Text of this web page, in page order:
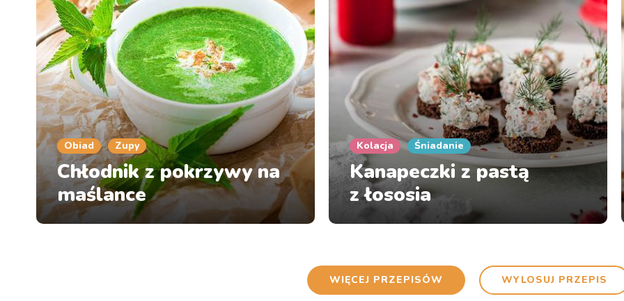
Obiad Zupy
Chłodnik z pokrzywy na
maślance
Kolacja Śniadanie
Kanapeczki z pastą
z łososia
WIĘCEJ PRZEPISÓW WYLOSUJ PRZEPIS